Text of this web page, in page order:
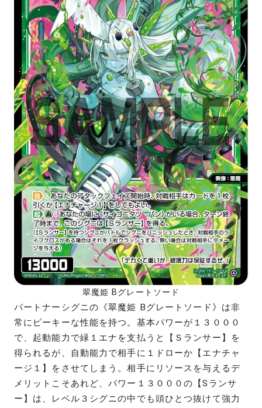
翠魔姫 Bグレートソード
パートナーシグニの《翠魔姫 Bグレートソード》は非
常にピーキーな性能を持つ。基本パワーが１３０００
で、起動能力で緑１エナを支払うと【Ｓランサー】を
得られるが、自動能力で相手に１ドローか【エナチャ
ージ１】をさせてしまう。相手にリソースを与えるデ
メリットこそあれど、パワー１３０００の【Sランサ
ー】は、レベル３シグニの中でも頭ひとつ抜けて強力